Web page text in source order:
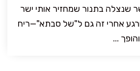
שנצלה בתנור שמחזיר אותי ישר
אחרי זה גם ל"של סבתא"—ריח
...